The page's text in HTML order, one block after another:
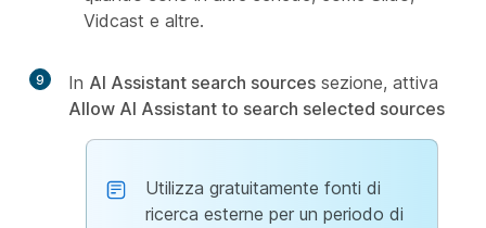
Vidcast e altre.
9 In AI Assistant search sources sezione, attiva
Allow AI Assistant to search selected sources
Utilizza gratuitamente fonti di
ricerca esterne per un periodo di